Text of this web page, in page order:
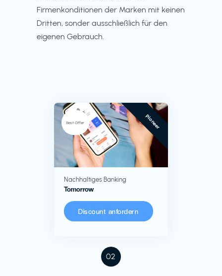
Firmenkonditionen der Marken mit keinen
Dritten, sonder ausschließlich für den
eigenen Gebrauch.
02
Best Offer Pioneer
Nachhaltiges Banking
Tomorrow
Discount anfordern